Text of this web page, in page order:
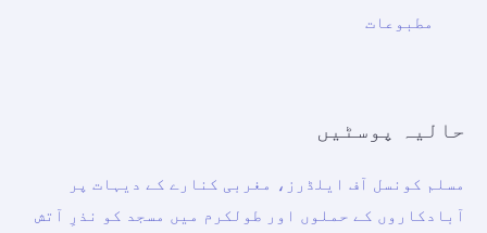
مطبوعات
حالیہ پوسٹیں
مسلم کونسل آف ایلڈرز، مغربی کنارے کے دیہات پر
آبادکاروں کے حملوں اور طولکرم میں مسجد کو نذرِ آتش